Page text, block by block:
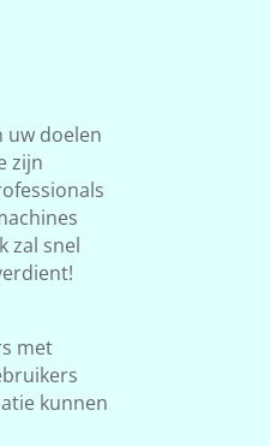
uw doelen
zijn
zal snel
met
kunnen